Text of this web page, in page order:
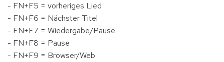
- FN+F5 = vorheriges Lied
- FN+F6 = Nächster Titel
- FN+F7 = Wiedergabe/Pause
- FN+F8 = Pause
- FN+F9 = Browser/Web